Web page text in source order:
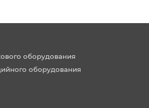
оборудования
оборудования